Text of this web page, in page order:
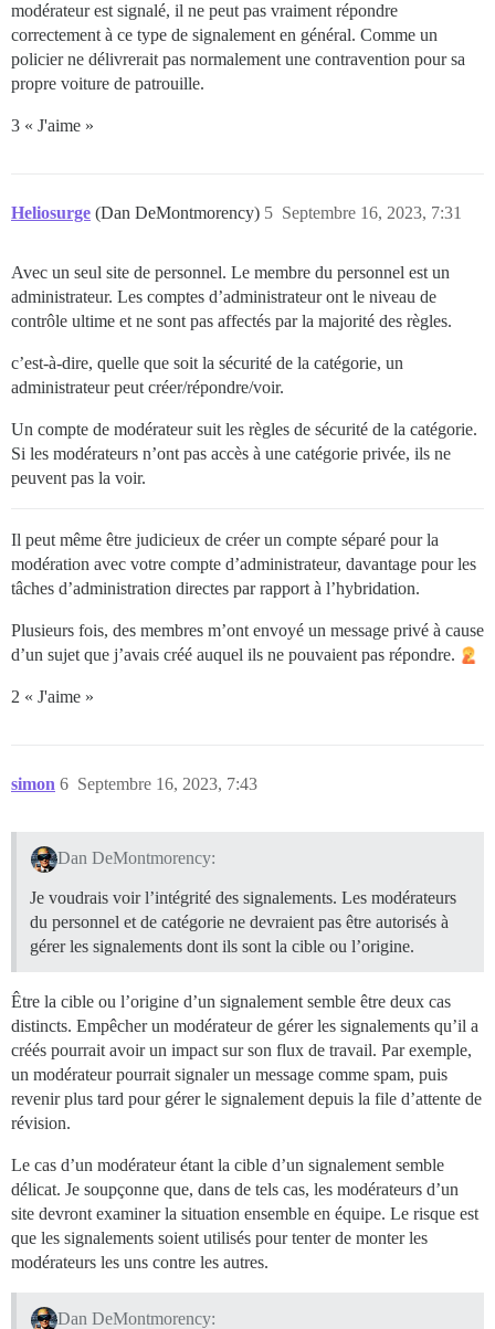
modérateur est signalé, il ne peut pas vraiment répondre
correctement à ce type de signalement en général. Comme un
policier ne délivrerait pas normalement une contravention pour sa
propre voiture de patrouille.
3 « J'aime »
Heliosurge (Dan DeMontmorency) Septembre 16, 2023, 7:31
5
Avec un seul site de personnel. Le membre du personnel est un
administrateur. Les comptes d’administrateur ont le niveau de
contrôle ultime et ne sont pas affectés par la majorité des règles.
c’est-à-dire, quelle que soit la sécurité de la catégorie, un
administrateur peut créer/répondre/voir.
Un compte de modérateur suit les règles de sécurité de la catégorie.
Si les modérateurs n’ont pas accès à une catégorie privée, ils ne
peuvent pas la voir.
Il peut même être judicieux de créer un compte séparé pour la
modération avec votre compte d’administrateur, davantage pour les
tâches d’administration directes par rapport à l’hybridation.
Plusieurs fois, des membres m’ont envoyé un message privé à cause
d’un sujet que j’avais créé auquel ils ne pouvaient pas répondre.
2 « J'aime »
simon Septembre 16, 2023, 7:43
6
Dan DeMontmorency:
Je voudrais voir l’intégrité des signalements. Les modérateurs
du personnel et de catégorie ne devraient pas être autorisés à
gérer les signalements dont ils sont la cible ou l’origine.
Être la cible ou l’origine d’un signalement semble être deux cas
distincts. Empêcher un modérateur de gérer les signalements qu’il a
créés pourrait avoir un impact sur son flux de travail. Par exemple,
un modérateur pourrait signaler un message comme spam, puis
revenir plus tard pour gérer le signalement depuis la file d’attente de
révision.
Le cas d’un modérateur étant la cible d’un signalement semble
délicat. Je soupçonne que, dans de tels cas, les modérateurs d’un
site devront examiner la situation ensemble en équipe. Le risque est
que les signalements soient utilisés pour tenter de monter les
modérateurs les uns contre les autres.
Dan DeMontmorency: